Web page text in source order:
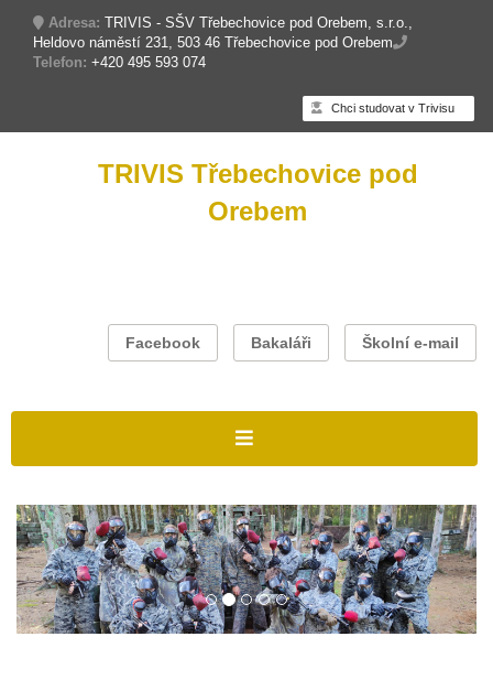
Adresa: TRIVIS - SŠV Třebechovice pod Orebem, s.r.o.,
Heldovo náměstí 231, 503 46 Třebechovice pod Orebem
Telefon: +420 495 593 074
Chci studovat v Trivisu
TRIVIS Třebechovice pod
Orebem
Facebook Bakaláři Školní e-mail